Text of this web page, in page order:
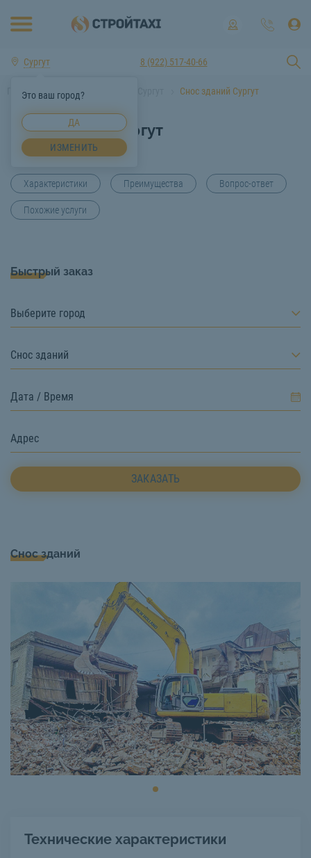
Сургут
Это ваш город?
ДА
ИЗМЕНИТЬ
8 (922) 517-40-66
Главная Услуги спецтехники Сургут Снос зданий Сургут
Снос зданий Сургут
Характеристики Преимущества Вопрос-ответ
Похожие услуги
Быстрый заказ
Выберите город
Снос зданий
ЗАКАЗАТЬ
Снос зданий
Технические характеристики